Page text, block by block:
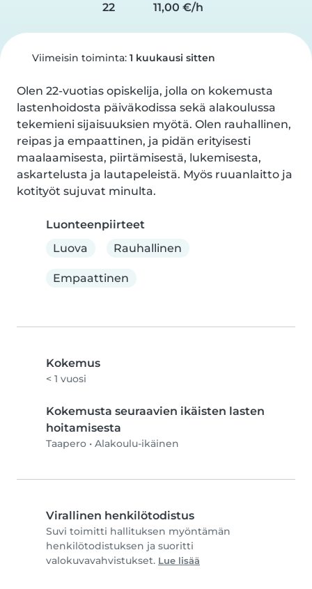
22
11,00 €/h
Viimeisin toiminta: 1 kuukausi sitten
Olen 22-vuotias opiskelija, jolla on kokemusta
lastenhoidosta päiväkodissa sekä alakoulussa
tekemieni sijaisuuksien myötä. Olen rauhallinen,
reipas ja empaattinen, ja pidän erityisesti
maalaamisesta, piirtämisestä, lukemisesta,
askartelusta ja lautapeleistä. Myös ruuanlaitto ja
kotityöt sujuvat minulta.
Luonteenpiirteet
Luova
Rauhallinen
Empaattinen
Kokemus
< 1 vuosi
Kokemusta seuraavien ikäisten lasten
hoitamisesta
Taapero • Alakoulu-ikäinen
Virallinen henkilötodistus
Suvi toimitti hallituksen myöntämän
henkilötodistuksen ja suoritti
valokuvavahvistukset. Lue lisää